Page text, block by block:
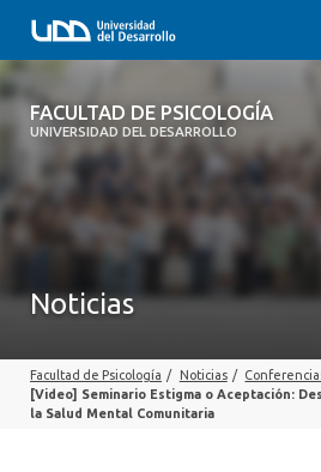
FACULTAD DE PSICOLOGÍA
UNIVERSIDAD DEL DESARROLLO
FACULTAD DE PSICOLOGÍA
POSTGRADOS Y EDUCACIÓN CONTINUA
Noticias
Facultad de Psicología / Noticias /
[Video] Seminario Estigma o Aceptación:
la Salud Mental Comunitaria